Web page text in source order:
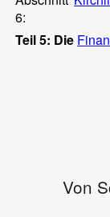
6:
Teil 5: Die
Von